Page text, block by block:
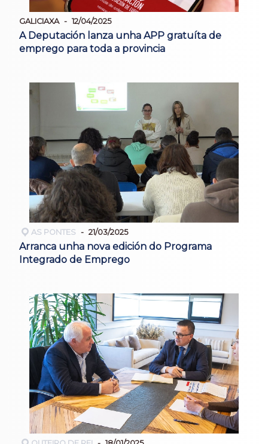
GALICIAXA 12/04/2025
A Deputación lanza unha APP gratuíta de
emprego para toda a provincia
AS PONTES 21/03/2025
Arranca unha nova edición do Programa
Integrado de Emprego